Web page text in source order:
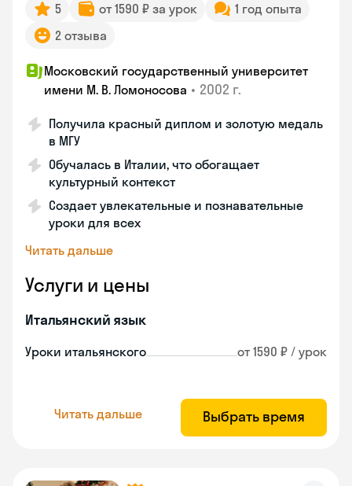
5 от 1590 ₽ за урок
1 год опыта
2 отзыва
Московский государственный университет
имени М. В. Ломоносова • 2002 г.
Получила красный диплом и золотую медаль
в МГУ
Обучалась в Италии, что обогащает
культурный контекст
Создает увлекательные и познавательные
уроки для всех
Читать дальше
Услуги и цены
Итальянский язык
Уроки итальянского от 1590 ₽ / урок
Читать дальше Выбрать время